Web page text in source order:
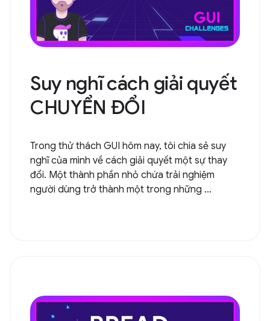
Suy nghĩ cách giải quyết
CHUYỂN ĐỔI
Trong thử thách GUI hôm nay, tôi chia sẻ suy
nghĩ của mình về cách giải quyết một sự thay
đổi. Một thành phần nhỏ chứa trải nghiệm
người dùng trở thành một trong những ...